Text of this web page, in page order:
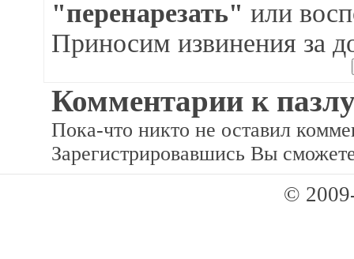
"перенарезать" или
Приносим извинения за
Комментарии к
Пока-что никто не оставил
Зарегистрировавшись Вы
©